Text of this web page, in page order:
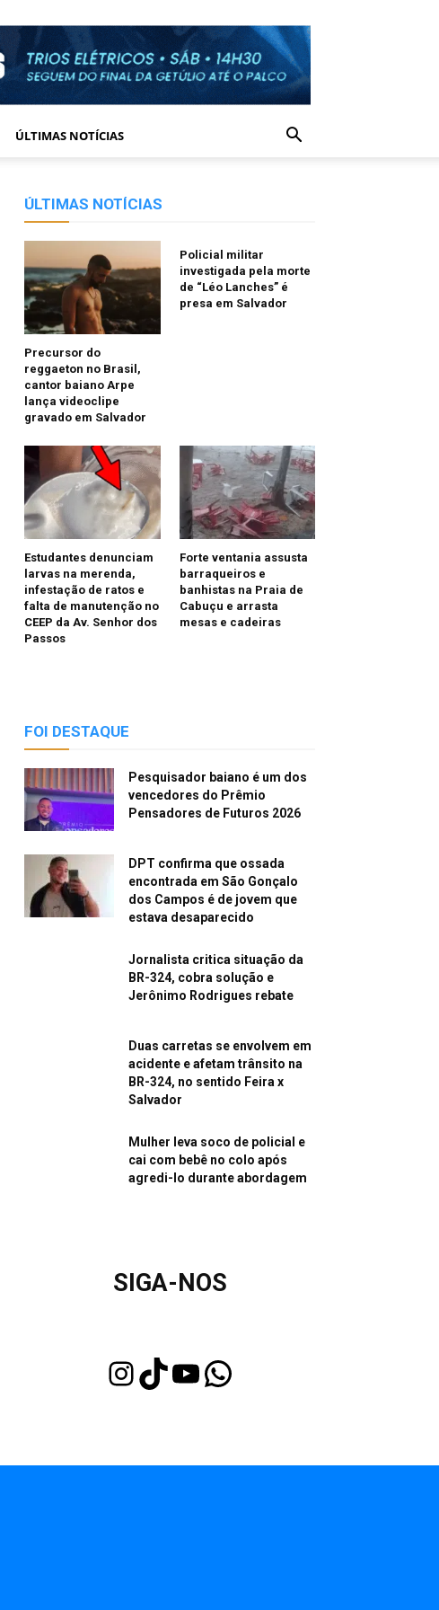
ÚLTIMAS NOTÍCIAS
ÚLTIMAS NOTÍCIAS
Precursor do
reggaeton no Brasil,
cantor baiano Arpe
lança videoclipe
gravado em Salvador
Policial militar
investigada pela morte
de “Léo Lanches” é
presa em Salvador
Estudantes denunciam
larvas na merenda,
infestação de ratos e
falta de manutenção no
CEEP da Av. Senhor dos
Passos
Forte ventania assusta
barraqueiros e
banhistas na Praia de
Cabuçu e arrasta
mesas e cadeiras
FOI DESTAQUE
Pesquisador baiano é um dos
vencedores do Prêmio
Pensadores de Futuros 2026
DPT confirma que ossada
encontrada em São Gonçalo
dos Campos é de jovem que
estava desaparecido
Jornalista critica situação da
BR-324, cobra solução e
Jerônimo Rodrigues rebate
Duas carretas se envolvem em
acidente e afetam trânsito na
BR-324, no sentido Feira x
Salvador
Mulher leva soco de policial e
cai com bebê no colo após
agredi-lo durante abordagem
SIGA-NOS
InstagramTikTok Youtube WhatsApp